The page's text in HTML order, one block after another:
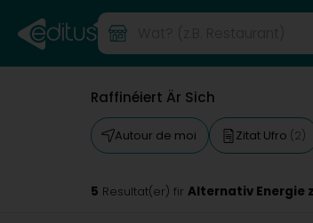
Raffinéiert Är Sich
Autour de moi Zitat Ufro (2)
5 Resultat(er) fir Alternativ Energie